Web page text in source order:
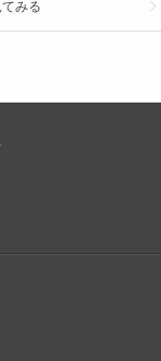
みる